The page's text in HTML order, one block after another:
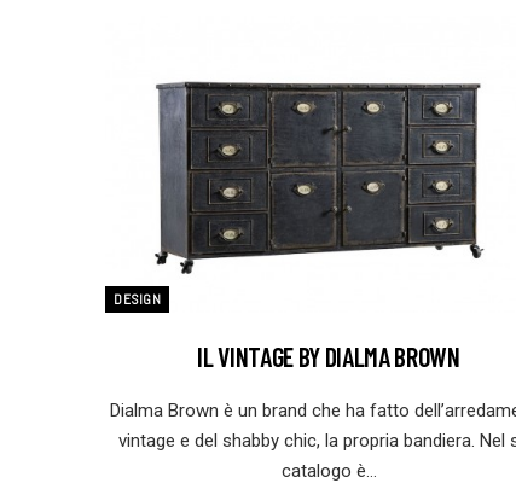
DESIGN
IL VINTAGE BY DIALMA BROWN
Dialma Brown è un brand che ha fatto
vintage e del shabby chic, la propria bandiera. Nel
catalogo è…